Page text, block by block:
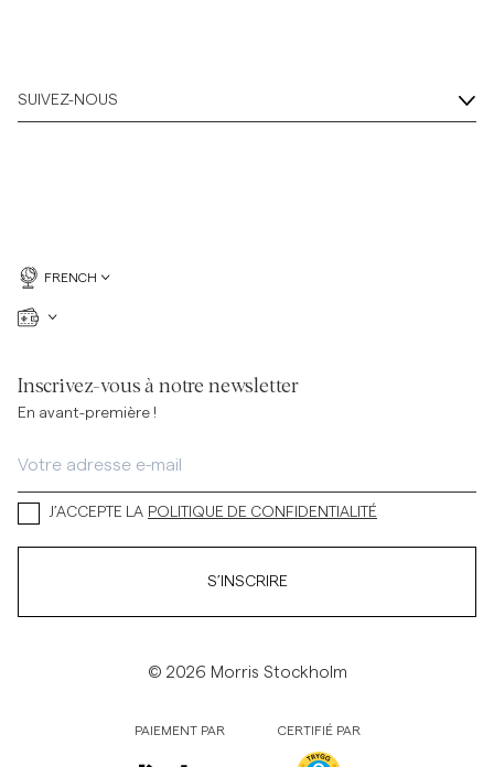
SUIVEZ-NOUS
FRENCH
Inscrivez-vous à notre newsletter
En avant-première !
J’ACCEPTE LA POLITIQUE DE CONFIDENTIALITÉ
S’INSCRIRE
© 2026 Morris Stockholm
PAIEMENT PAR CERTIFIÉ PAR